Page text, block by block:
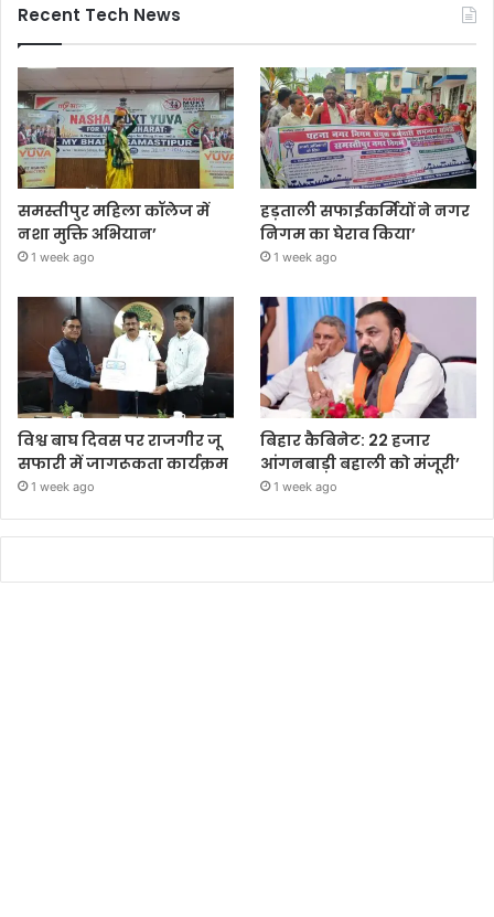
Recent Tech News
समस्तीपुर महिला कॉलेज में
नशा मुक्ति अभियान’
1 week ago
हड़ताली सफाईकर्मियों ने नगर
निगम का घेराव किया’
1 week ago
विश्व बाघ दिवस पर राजगीर जू
सफारी में जागरूकता कार्यक्रम
1 week ago
बिहार कैबिनेट: 22 हजार
आंगनबाड़ी बहाली को मंजूरी’
1 week ago